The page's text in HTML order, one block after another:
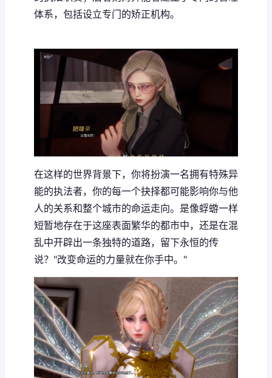
体系，包括设立专门的矫正机构。
在这样的世界背景下，你将扮演一名拥有特殊异
能的执法者，你的每一个抉择都可能影响你与他
人的关系和整个城市的命运走向。是像蜉蝣一样
短暂地存在于这座表面繁华的都市中，还是在混
乱中开辟出一条独特的道路，留下永恒的传
说？"改变命运的力量就在你手中。"